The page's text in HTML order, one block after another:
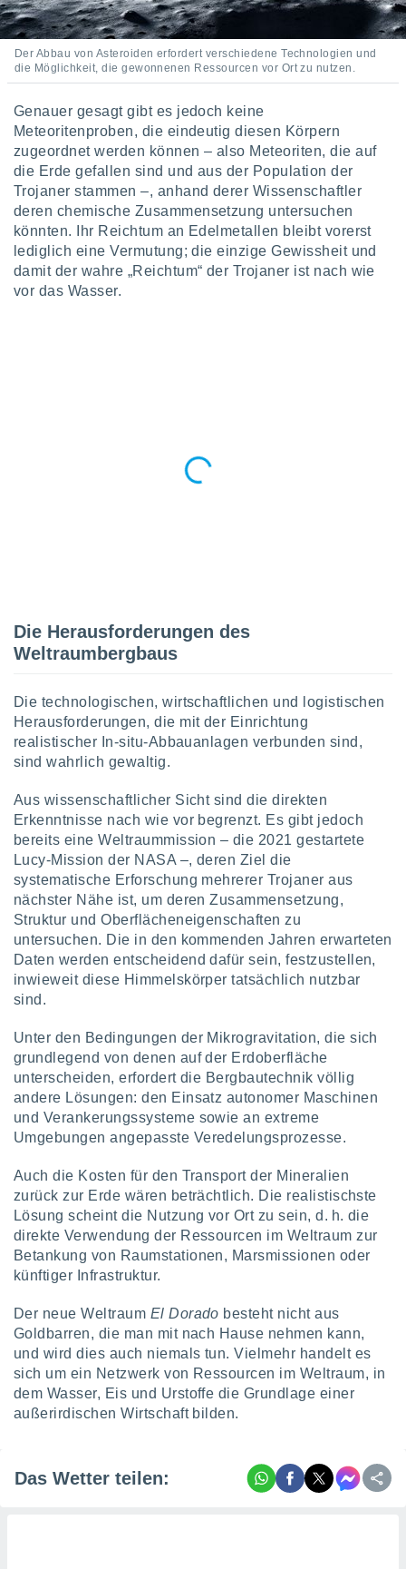
Der Abbau von Asteroiden erfordert verschiedene Technologien und
die Möglichkeit, die gewonnenen Ressourcen vor Ort zu nutzen.
Genauer gesagt gibt es jedoch keine
Meteoritenproben, die eindeutig diesen Körpern
zugeordnet werden können – also Meteoriten, die auf
die Erde gefallen sind und aus der Population der
Trojaner stammen –, anhand derer Wissenschaftler
deren chemische Zusammensetzung untersuchen
könnten. Ihr Reichtum an Edelmetallen bleibt vorerst
lediglich eine Vermutung; die einzige Gewissheit und
damit der wahre „Reichtum“ der Trojaner ist nach wie
vor das Wasser.
Die Herausforderungen des
Weltraumbergbaus
Die technologischen, wirtschaftlichen und logistischen
Herausforderungen, die mit der Einrichtung
realistischer In-situ-Abbauanlagen verbunden sind,
sind wahrlich gewaltig.
Aus wissenschaftlicher Sicht sind die direkten
Erkenntnisse nach wie vor begrenzt. Es gibt jedoch
bereits eine Weltraummission – die 2021 gestartete
Lucy-Mission der NASA –, deren Ziel die
systematische Erforschung mehrerer Trojaner aus
nächster Nähe ist, um deren Zusammensetzung,
Struktur und Oberflächeneigenschaften zu
untersuchen. Die in den kommenden Jahren erwarteten
Daten werden entscheidend dafür sein, festzustellen,
inwieweit diese Himmelskörper tatsächlich nutzbar
sind.
Unter den Bedingungen der Mikrogravitation, die sich
grundlegend von denen auf der Erdoberfläche
unterscheiden, erfordert die Bergbautechnik völlig
andere Lösungen: den Einsatz autonomer Maschinen
und Verankerungssysteme sowie an extreme
Umgebungen angepasste Veredelungsprozesse.
Auch die Kosten für den Transport der Mineralien
zurück zur Erde wären beträchtlich. Die realistischste
Lösung scheint die Nutzung vor Ort zu sein, d. h. die
direkte Verwendung der Ressourcen im Weltraum zur
Betankung von Raumstationen, Marsmissionen oder
künftiger Infrastruktur.
Der neue Weltraum El Dorado besteht nicht aus
Goldbarren, die man mit nach Hause nehmen kann,
und wird dies auch niemals tun. Vielmehr handelt es
sich um ein Netzwerk von Ressourcen im Weltraum, in
dem Wasser, Eis und Urstoffe die Grundlage einer
außerirdischen Wirtschaft bilden.
Das Wetter teilen: